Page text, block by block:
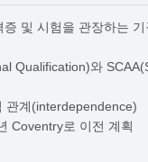
및 시험을 관장하는
Qualification)와
관계(interdependence)
Coventry로 이전 계획